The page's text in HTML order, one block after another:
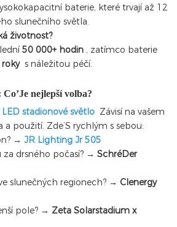
baterie, které trvají až 12
slunečního světla.
životnost?
50 000+ hodin , zatímco baterie
roky s náležitou péčí.
nejlepší volba?
stadionové světlo Závisí na vašem
a použití. Zde’S rychlým s sebou:
→ JR Lighting Jr 505
drsného počasí? → SchréDer
slunečných regionech? → Clenergy
pole? → Zeta Solarstadium x